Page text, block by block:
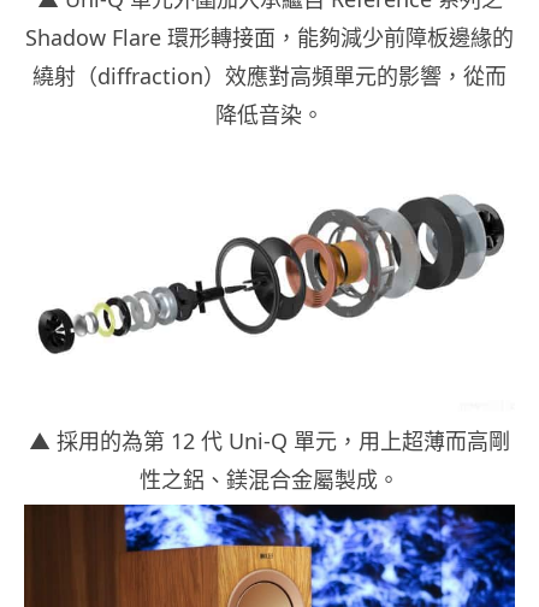
Shadow Flare 環形轉接面，能夠減少前障板邊緣的
繞射（diffraction）效應對高頻單元的影響，從而
降低音染。
▲ 採用的為第 12 代 Uni-Q 單元，用上超薄而高剛
性之鋁、鎂混合金屬製成。